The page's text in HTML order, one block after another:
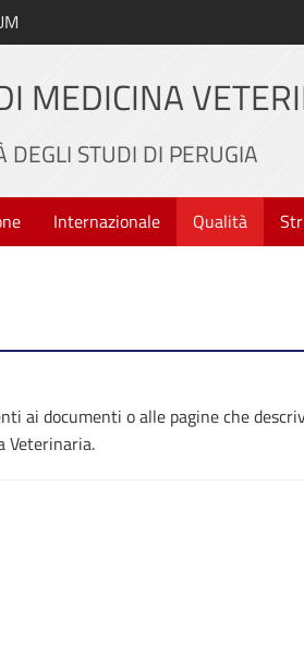
MEDICINA
DEGLI STUDI DI PERUGIA
Internazionale Qualità
ai documenti o alle pagine che
Veterinaria.